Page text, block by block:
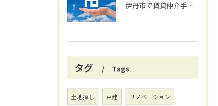
伊丹市で賃貸仲介手数料無料の賢い借り方
タグ Tags
土地探し 戸建 リノベーション